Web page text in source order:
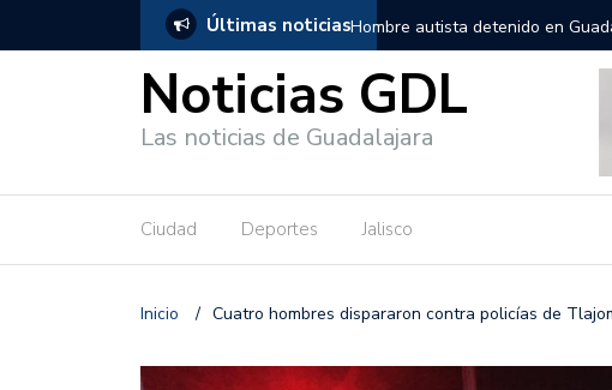
Últimas noticias
salió de los separos sin lesiones graves Títeres gigantes recorrerán las
Noticias GDL
Las noticias de Guadalajara
Ciudad Deportes Jalisco
Inicio / Cuatro hombres dispararon contra policías de